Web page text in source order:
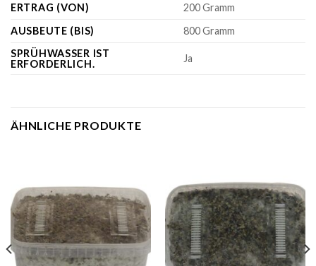
ERTRAG (VON)
200 Gramm
AUSBEUTE (BIS)
800 Gramm
SPRÜHWASSER IST
ERFORDERLICH.
Ja
ÄHNLICHE PRODUKTE